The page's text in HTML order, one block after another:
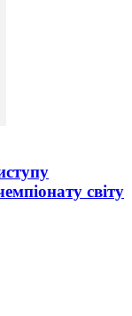
світу